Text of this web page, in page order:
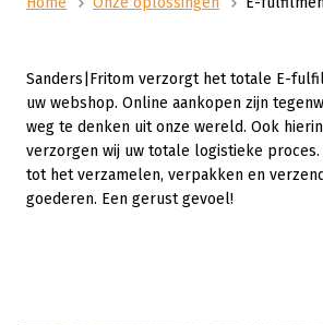
Sanders|Fritom verzorgt het totale E-
uw webshop. Online aankopen zijn
weg te denken uit onze wereld. Ook
verzorgen wij uw totale logistieke proces.
tot het verzamelen, verpakken en
goederen. Een gerust gevoel!